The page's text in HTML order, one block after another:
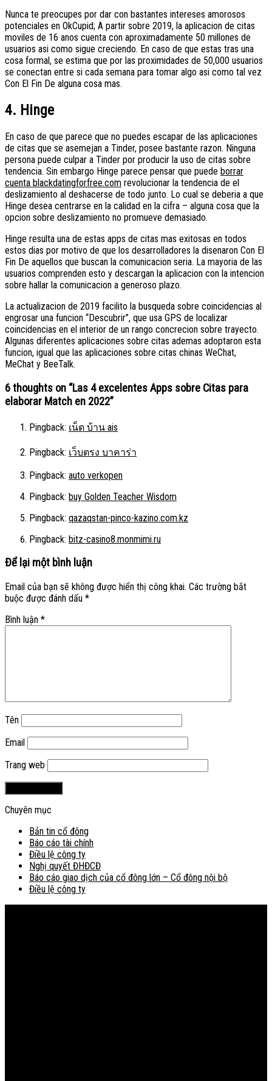
Nunca te preocupes por dar con bastantes intereses amorosos
potenciales en OkCupid; A partir sobre 2019, la aplicacion de citas
moviles de 16 anos cuenta con aproximadamente 50 millones de
usuarios asi­ como sigue creciendo. En caso de que estas tras una
cosa formal, se estima que por las proximidades de 50,000 usuarios
se conectan entre si cada semana para tomar algo asi­ como tal vez
Con El Fin De alguna cosa mas.
4. Hinge
En caso de que parece que no puedes escapar de las aplicaciones
de citas que se asemejan a Tinder, posee bastante razon. Ninguna
persona puede culpar a Tinder por producir la uso de citas sobre
tendencia. Sin embargo Hinge parece pensar que puede borrar
cuenta blackdatingforfree.com revolucionar la tendencia de el
deslizamiento al deshacerse de todo junto. Lo cual se deberia a que
Hinge desea centrarse en la calidad en la cifra – alguna cosa que la
opcion sobre deslizamiento no promueve demasiado.
Hinge resulta una de estas apps de citas mas exitosas en todos
estos dias por motivo de que los desarrolladores la disenaron Con El
Fin De aquellos que buscan la comunicacion seria. La mayoria de las
usuarios comprenden esto y descargan la aplicacion con la intencion
sobre hallar la comunicacion a generoso plazo.
La actualizacion de 2019 facilito la busqueda sobre coincidencias al
engrosar una funcion “Descubrir”, que usa GPS de localizar
coincidencias en el interior de un rango concrecion sobre trayecto.
Algunas diferentes aplicaciones sobre citas ademas adoptaron esta
funcion, igual que las aplicaciones sobre citas chinas WeChat,
MeChat y BeeTalk.
6 thoughts on “Las 4 excelentes Apps sobre Citas para
elaborar Match en 2022”
Pingback: เน็ต บ้าน ais
Pingback: เว็บตรง บาคาร่า
Pingback: auto verkopen
Pingback: buy Golden Teacher Wisdom
Pingback: qazaqstan-pinco-kazino.com.kz
Pingback: bitz-casino8.monmimi.ru
Để lại một bình luận
Email của bạn sẽ không được hiển thị công khai. Các trường bắt
buộc được đánh dấu *
Bình luận *
Tên
Email
Trang web
Chuyên mục
Bản tin cổ đông
Báo cáo tài chính
Điều lệ công ty
Nghị quyết ĐHĐCĐ
Báo cáo giao dịch của cổ đông lớn – Cổ đông nội bộ
Điều lệ công ty